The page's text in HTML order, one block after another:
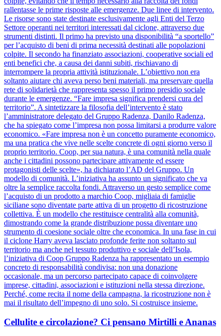
rallentasse le prime risposte alle emergenze. Due linee di intervento.
Le risorse sono state destinate esclusivamente agli Enti del Terzo
Settore operanti nei territori interessati dal ciclone, attraverso due
strumenti distinti. Il primo ha previsto una disponibilità “a sportello”
per l’acquisto di beni di prima necessità destinati alle popolazioni
colpite. Il secondo ha finanziato associazioni, cooperative sociali ed
enti benefici che, a causa dei danni subiti, rischiavano di
interrompere la propria attività istituzionale. L’obiettivo non era
soltanto aiutare chi aveva perso beni materiali, ma preservare quella
rete di solidarietà che rappresenta spesso il primo presidio sociale
durante le emergenze. “Fare impresa significa prendersi cura del
territorio”. A sintetizzare la filosofia dell’intervento è stato
l’amministratore delegato del Gruppo Radenza, Danilo Radenza,
che ha spiegato come l’impresa non possa limitarsi a produrre valore
economico. «Fare impresa non è un concetto puramente economico,
ma una pratica che vive nelle scelte concrete di ogni giorno verso il
proprio territorio. Coop, per sua natura, è una comunità nella quale
anche i cittadini possono partecipare attivamente ed essere
protagonisti delle scelte», ha dichiarato l’AD del Gruppo. Un
modello di comunità. L’iniziativa ha assunto un significato che va
oltre la semplice raccolta fondi. Attraverso un gesto semplice come
l’acquisto di un prodotto a marchio Coop, migliaia di famiglie
siciliane sono diventate parte attiva di un progetto di ricostruzione
collettiva. È un modello che restituisce centralità alla comunità,
dimostrando come la grande distribuzione possa diventare uno
strumento di coesione sociale oltre che economica. In una fase in cui
il ciclone Harry aveva lasciato profonde ferite non soltanto sul
territorio ma anche nel tessuto produttivo e sociale dell’Isola,
l’iniziativa di Coop Gruppo Radenza ha rappresentato un esempio
concreto di responsabilità condivisa: non una donazione
occasionale, ma un percorso partecipato capace di coinvolgere
imprese, cittadini, associazioni e istituzioni nella stessa direzione.
Perché, come recita il nome della campagna, la ricostruzione non è
mai il risultato dell’impegno di uno solo. Si costruisce insieme.
Cellulite e circolazione? Ci pensano Mirtilli e Ananas